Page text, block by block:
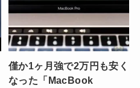
僅か1ヶ月強で2万円も安く
なった「MacBook